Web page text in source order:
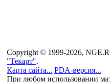
Copyright © 1999-2026,
"Текарт".
Карта сайта... PDA-версия...
При любом использовании